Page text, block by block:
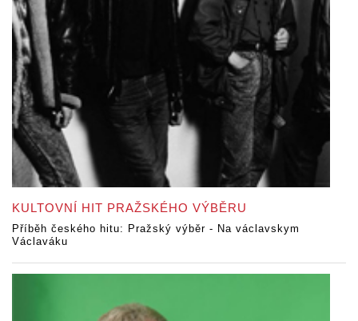
KULTOVNÍ HIT PRAŽSKÉHO VÝBĚRU
Příběh českého hitu: Pražský výběr - Na václavskym
Václaváku